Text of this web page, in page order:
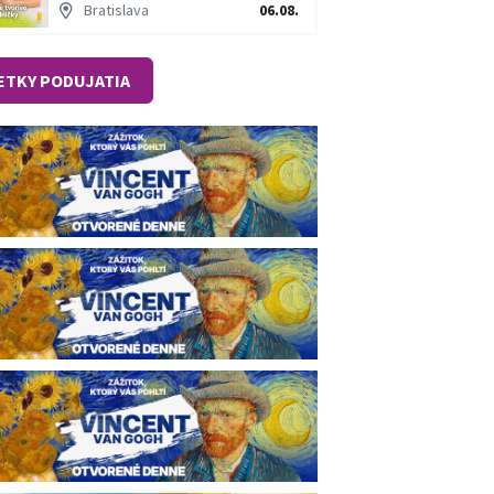
Bratislava 06.08.
PODUJATIA